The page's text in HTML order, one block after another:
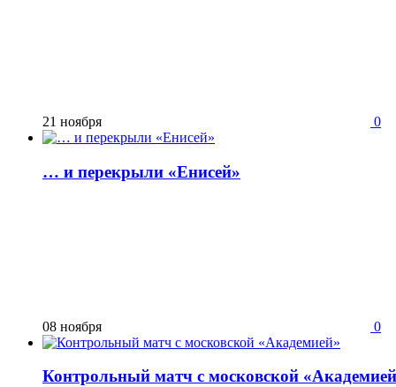
21 ноября 0
… и перекрыли «Енисей»
08 ноября 0
Контрольный матч с московской